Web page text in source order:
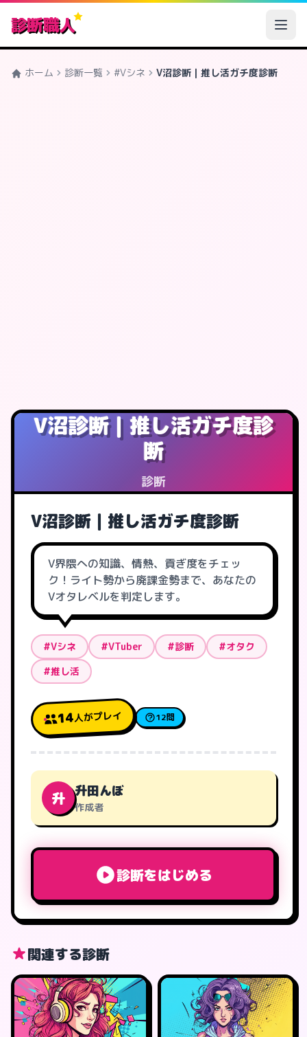
診断職人
ホーム 診断一覧 #Vシネ V沼診断｜推し活ガチ度診断
V沼診断｜推し活ガチ度診
断
診断
V沼診断｜推し活ガチ度診断
V界隈への知識、情熱、貢ぎ度をチェッ
ク！ライト勢から廃課金勢まで、あなたの
Vオタレベルを判定します。
#Vシネ #VTuber #診断
#オタク
#推し活
14人がプレイ 12問
升 升田んぼ
作成者
診断をはじめる
関連する診断